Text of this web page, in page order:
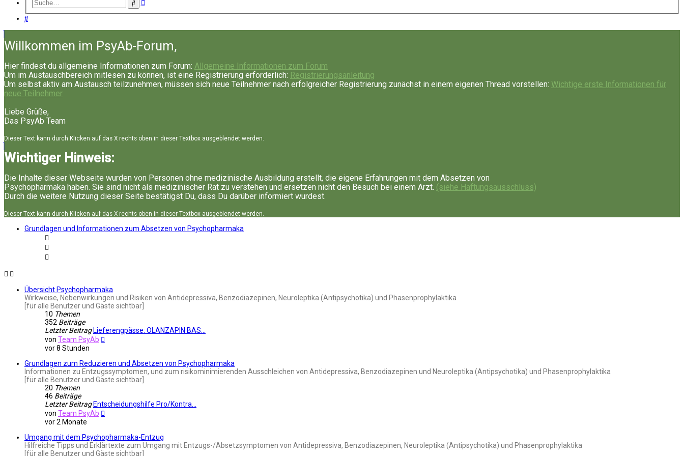
Suche
Suche
Willkommen im PsyAb-Forum,
Hier findest du allgemeine Informationen zum Forum: Allgemeine Informationen zum Forum
Um im Austauschbereich mitlesen zu können, ist eine Registrierung erforderlich: Registrierungsanleitung
Um selbst aktiv am Austausch teilzunehmen, müssen sich neue Teilnehmer nach erfolgreicher Registrierung zunächst in einem eigenen Thread vorstellen: Wichtige erste Informationen für
neue Teilnehmer
Liebe Grüße,
Das PsyAb Team
Dieser Text kann durch Klicken auf das X rechts oben in dieser Textbox ausgeblendet werden.
Wichtiger Hinweis:
Die Inhalte dieser Webseite wurden von Personen ohne medizinische Ausbildung erstellt, die eigene Erfahrungen mit dem Absetzen von
Psychopharmaka haben. Sie sind nicht als medizinischer Rat zu verstehen und ersetzen nicht den Besuch bei einem Arzt. (siehe Haftungsausschluss)
Durch die weitere Nutzung dieser Seite bestätigst Du, dass Du darüber informiert wurdest.
Dieser Text kann durch Klicken auf das X rechts oben in dieser Textbox ausgeblendet werden.
Grundlagen und Informationen zum Absetzen von Psychopharmaka
Übersicht Psychopharmaka
Wirkweise, Nebenwirkungen und Risiken von Antidepressiva, Benzodiazepinen, Neuroleptika (Antipsychotika) und Phasenprophylaktika
[für alle Benutzer und Gäste sichtbar]
10 Themen
352 Beiträge
Letzter Beitrag Lieferengpässe: OLANZAPIN BAS…
von Team PsyAb
vor 8 Stunden
Grundlagen zum Reduzieren und Absetzen von Psychopharmaka
Informationen zu Entzugssymptomen, und zum risikominimierenden Ausschleichen von Antidepressiva, Benzodiazepinen und Neuroleptika (Antipsychotika) und Phasenprophylaktika
[für alle Benutzer und Gäste sichtbar]
20 Themen
46 Beiträge
Letzter Beitrag Entscheidungshilfe Pro/Kontra…
von Team PsyAb
vor 2 Monate
Umgang mit dem Psychopharmaka-Entzug
Hilfreiche Tipps und Erklärtexte zum Umgang mit Entzugs-/Absetzsymptomen von Antidepressiva, Benzodiazepinen, Neuroleptika (Antipsychotika) und Phasenprophylaktika
[für alle Benutzer und Gäste sichtbar]